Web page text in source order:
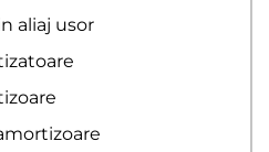
aliaj usor